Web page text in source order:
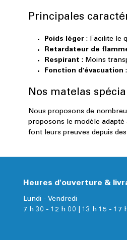
Principales
Poids léger : Facilite le
Retardateur de
Respirant : Moins
Fonction d'évacuation
Nos matelas
Nous proposons de
proposons le modèle
font leurs preuves depuis
Heures d'ouverture &
Lundi - Vendredi
7 h 30 - 12 h 00 | 13 h 15 - 17